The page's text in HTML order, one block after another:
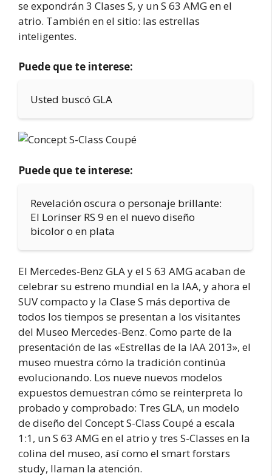
se expondrán 3 Clases S, y un S 63 AMG en el
atrio. También en el sitio: las estrellas
inteligentes.
Puede que te interese:
Usted buscó GLA
Puede que te interese:
Revelación oscura o personaje brillante:
El Lorinser RS 9 en el nuevo diseño
bicolor o en plata
El Mercedes-Benz GLA y el S 63 AMG acaban de
celebrar su estreno mundial en la IAA, y ahora el
SUV compacto y la Clase S más deportiva de
todos los tiempos se presentan a los visitantes
del Museo Mercedes-Benz. Como parte de la
presentación de las «Estrellas de la IAA 2013», el
museo muestra cómo la tradición continúa
evolucionando. Los nueve nuevos modelos
expuestos demuestran cómo se reinterpreta lo
probado y comprobado: Tres GLA, un modelo
de diseño del Concept S-Class Coupé a escala
1:1, un S 63 AMG en el atrio y tres S-Classes en la
colina del museo, así como el smart forstars
study, llaman la atención.